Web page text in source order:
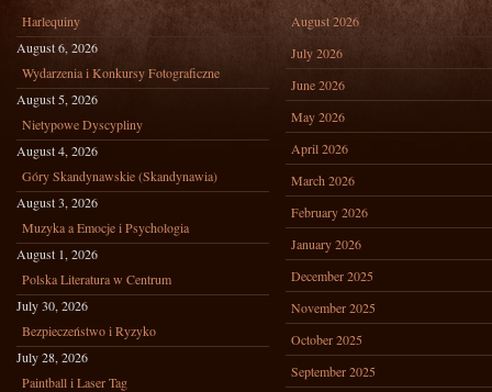
Harlequiny
August 6, 2026
Wydarzenia i Konkursy Fotograficzne
August 5, 2026
Nietypowe Dyscypliny
August 4, 2026
Góry Skandynawskie (Skandynawia)
August 3, 2026
Muzyka a Emocje i Psychologia
August 1, 2026
Polska Literatura w Centrum
July 30, 2026
Bezpieczeństwo i Ryzyko
July 28, 2026
Paintball i Laser Tag
August 2026
July 2026
June 2026
May 2026
April 2026
March 2026
February 2026
January 2026
December 2025
November 2025
October 2025
September 2025